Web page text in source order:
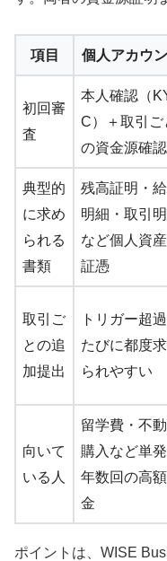
項目 個人アカウ
初回審
査
本人確認（
C）＋取引ご
の資金源確認
典型的
に求め
られる
書類
残高証明・
明細・取引
など個人資
証憑
取引ご
との追
加提出
トリガー超
たびに都度
られやすい
向いて
いる人
留学費・不
購入など単
年数回の高
金
ポイントは、WISE